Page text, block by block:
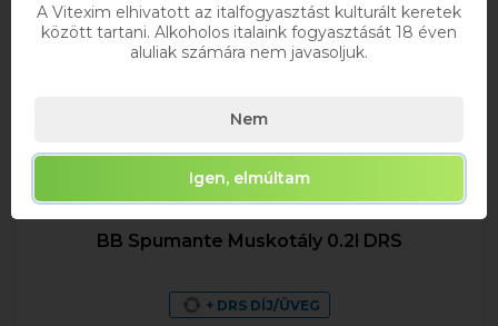
BB Spumante Muskotály 0.2l DRS
+ DRS DÍJ/ÜVEG
A Vitexim elhivatott az italfogyasztást kulturált keretek
között tartani. Alkoholos italaink fogyasztását 18 éven
aluliak számára nem javasoljuk.
Nem
Igen, elmúltam